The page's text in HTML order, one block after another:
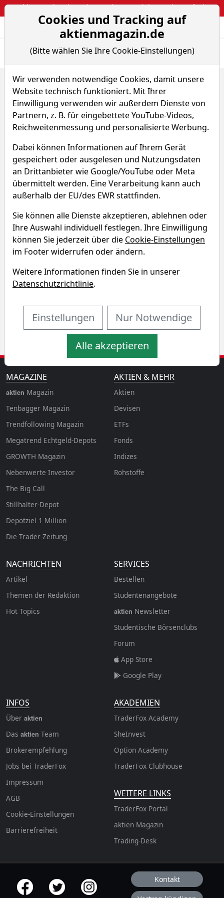
Webinar: So kassierst du trotzdem attraktive Optionsprämien
Aktien- und
Home Aktien Reliance Industries GDR Renditedreieck
Reliance Industries GDR
Aktie
Watchlist WKN 884241
Reliance Industries GDR
Renditedreieck
Reliance Industries GDR Aktie über verschiedene
Zeiträume hinweg.
MAGAZINE
aktien Magazin
Tenbagger Magazin
Trendfollowing Magazin
Megatrend Echtgeld-Depots
GROWTH Magazin
Nebenwerte Investor
The Big Call
Stillhalter-Depot
Depotziel 1 Million
Die Trader-Zeitung
AKTIEN & MEHR
Aktien
Devisen
ETFs
Fonds
Indizes
Rohstoffe
NACHRICHTEN
Artikel
Themen der Redaktion
Hot Topics
SERVICES
Bestellen
Studentenangebote
aktien Newsletter
Studentische Börsenclubs
Forum
App Store
Google Play
INFOS
Über aktien
Das aktien Team
Brokerempfehlung
Jobs bei TraderFox
Impressum
AGB
Cookie-Einstellungen
Barrierefreiheit
AKADEMIEN
TraderFox Academy
SheInvest
Option Academy
TraderFox Clubhouse
WEITERE LINKS
TraderFox Portal
aktien Magazin
Trading-Desk
offizielle Social Media-Accounts Kontakt
Cookies und Tracking auf
aktienmagazin.de
(Bitte wählen Sie Ihre Cookie-Einstellungen)
Wir verwenden notwendige Cookies, damit unsere
Website technisch funktioniert. Mit Ihrer
Einwilligung verwenden wir außerdem Dienste von
Partnern, z. B. für eingebettete YouTube-Videos,
Reichweitenmessung und personalisierte Werbung.
Dabei können Informationen auf Ihrem Gerät
gespeichert oder ausgelesen und Nutzungsdaten
an Drittanbieter wie Google/YouTube oder Meta
übermittelt werden. Eine Verarbeitung kann auch
außerhalb der EU/des EWR stattfinden.
Sie können alle Dienste akzeptieren, ablehnen oder
Ihre Auswahl individuell festlegen. Ihre Einwilligung
können Sie jederzeit über die Cookie-Einstellungen
im Footer widerrufen oder ändern.
Weitere Informationen finden Sie in unserer
Datenschutzrichtlinie.
Einstellungen Nur Notwendige
Alle akzeptieren